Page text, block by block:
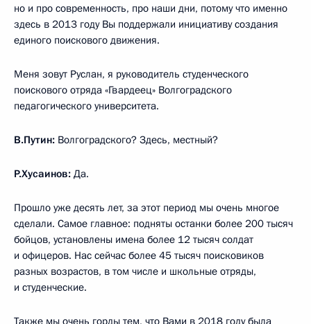
но и про современность, про наши дни, потому что именно
здесь в 2013 году Вы поддержали инициативу создания
единого поискового движения.
Меня зовут Руслан, я руководитель студенческого
поискового отряда «Гвардеец» Волгоградского
педагогического университета.
В.Путин: Волгоградского? Здесь, местный?
Р.Хусаинов: Да.
Прошло уже десять лет, за этот период мы очень многое
сделали. Самое главное: подняты останки более 200 тысяч
бойцов, установлены имена более 12 тысяч солдат
и офицеров. Нас сейчас более 45 тысяч поисковиков
разных возрастов, в том числе и школьные отряды,
и студенческие.
Также мы очень горды тем, что Вами в 2018 году была